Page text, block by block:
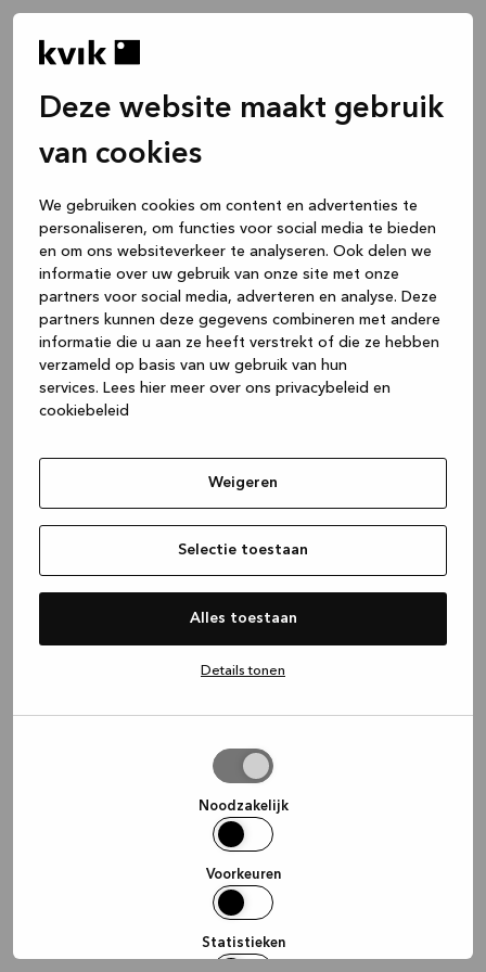
Deze website maakt gebruik
van cookies
We gebruiken cookies om content en advertenties te
personaliseren, om functies voor social media te bieden
en om ons websiteverkeer te analyseren. Ook delen we
informatie over uw gebruik van onze site met onze
partners voor social media, adverteren en analyse. Deze
partners kunnen deze gegevens combineren met andere
informatie die u aan ze heeft verstrekt of die ze hebben
verzameld op basis van uw gebruik van hun
services. Lees hier meer over ons privacybeleid en
cookiebeleid
Weigeren
Selectie toestaan
Alles toestaan
Details tonen
Noodzakelijk
Voorkeuren
Statistieken
(see the browser console for more
information).